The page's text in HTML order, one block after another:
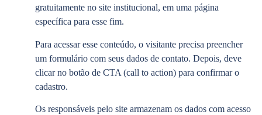
gratuitamente no site institucional, em uma página
específica para esse fim.
Para acessar esse conteúdo, o visitante precisa preencher
um formulário com seus dados de contato. Depois, deve
clicar no botão de CTA (call to action) para confirmar o
cadastro.
Os responsáveis pelo site armazenam os dados com acesso